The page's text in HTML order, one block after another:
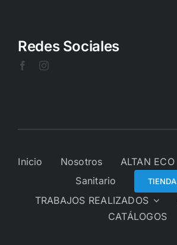
Redes Sociales
Inicio Nosotros ALTAN ECO
Sanitario
TIENDA
TRABAJOS REALIZADOS
CATÁLOGOS